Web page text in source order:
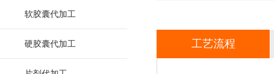
软胶囊代加工
硬胶囊代加工 工艺流程